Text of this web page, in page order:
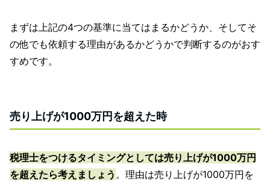
まずは上記の4つの基準に当てはまるかどうか、そしてそ
の他でも依頼する理由があるかどうかで判断するのがおす
すめです。
売り上げが1000万円を超えた時
税理士をつけるタイミングとしては売り上げが1000万円
を超えたら考えましょう 。理由は売り上げが1000万円を